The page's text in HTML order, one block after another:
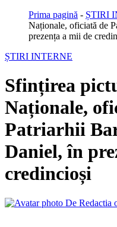
Prima pagină - ȘTIRI
Naționale, oficiată de
prezența a mii de
ȘTIRI INTERNE
Sfințirea
Naționale,
Patriarhii
Daniel, în
credincioși
De Redactia